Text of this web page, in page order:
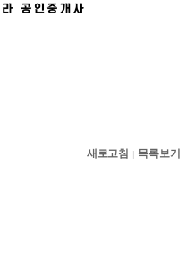
새로고침 | 목록보기